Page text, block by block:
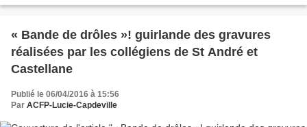
« Bande de drôles »! guirlande des gravures
réalisées par les collégiens de St André et
Castellane
Publié le 06/04/2016 à 15:56
Par ACFP-Lucie-Capdeville